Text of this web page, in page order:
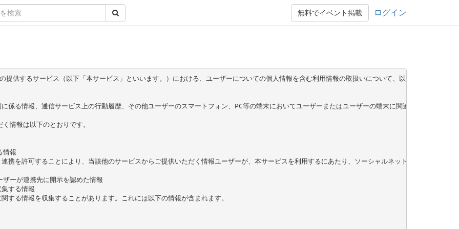
ログイン
無料でイベント掲載
提供するサービス（以下「本サービス」といいます。）における、ユーザーについての個人情報を含む利用情報の取扱いについて、以下のとおりプ
係る情報、通信サービス上の行動履歴、その他ユーザーのスマートフォン、PC等の端末においてユーザーまたはユーザーの端末に関連して生成
情報は以下のとおりです。
情報
携を許可することにより、当該他のサービスからご提供いただく情報ユーザーが、本サービスを利用するにあたり、ソーシャルネットワークサービ
ーが連携先に開示を認めた情報
する情報
する情報を収集することがあります。これには以下の情報が含まれます。